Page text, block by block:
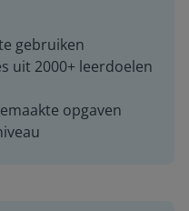
gebruiken
uit 2000+ leerdoelen
opgaven